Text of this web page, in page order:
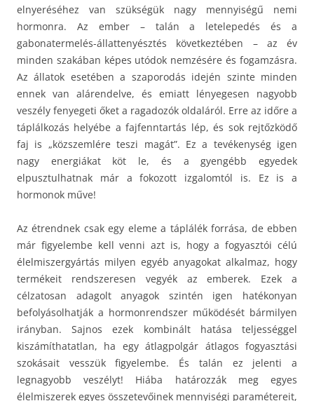
elnyeréséhez van szükségük nagy mennyiségű nemi
hormonra. Az ember – talán a letelepedés és a
gabonatermelés-állattenyésztés következtében – az év
minden szakában képes utódok nemzésére és fogamzásra.
Az állatok esetében a szaporodás idején szinte minden
ennek van alárendelve, és emiatt lényegesen nagyobb
veszély fenyegeti őket a ragadozók oldaláról. Erre az időre a
táplálkozás helyébe a fajfenntartás lép, és sok rejtőzködő
faj is „közszemlére teszi magát”. Ez a tevékenység igen
nagy energiákat köt le, és a gyengébb egyedek
elpusztulhatnak már a fokozott izgalomtól is. Ez is a
hormonok műve!
Az étrendnek csak egy eleme a táplálék forrása, de ebben
már figyelembe kell venni azt is, hogy a fogyasztói célú
élelmiszergyártás milyen egyéb anyagokat alkalmaz, hogy
termékeit rendszeresen vegyék az emberek. Ezek a
célzatosan adagolt anyagok szintén igen hatékonyan
befolyásolhatják a hormonrendszer működését bármilyen
irányban. Sajnos ezek kombinált hatása teljességgel
kiszámíthatatlan, ha egy átlagpolgár átlagos fogyasztási
szokásait vesszük figyelembe. És talán ez jelenti a
legnagyobb veszélyt! Hiába határozzák meg egyes
élelmiszerek egyes összetevőinek mennyiségi paramétereit,